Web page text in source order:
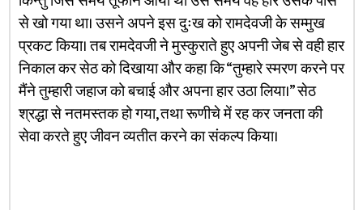
से खो गया था। उसने अपने इस दुःख को रामदेवजी के सम्मुख
प्रकट किया। तब रामदेवजी ने मुस्कुराते हुए अपनी जेब से वही हार
निकाल कर सेठ को दिखाया और कहा कि “तुम्हारे स्मरण करने पर
मैंने तुम्हारी जहाज को बचाई और अपना हार उठा लिया।” सेठ
श्रद्धा से नतमस्तक हो गया, तथा रूणीचे में रह कर जनता की
सेवा करते हुए जीवन व्यतीत करने का संकल्प किया।